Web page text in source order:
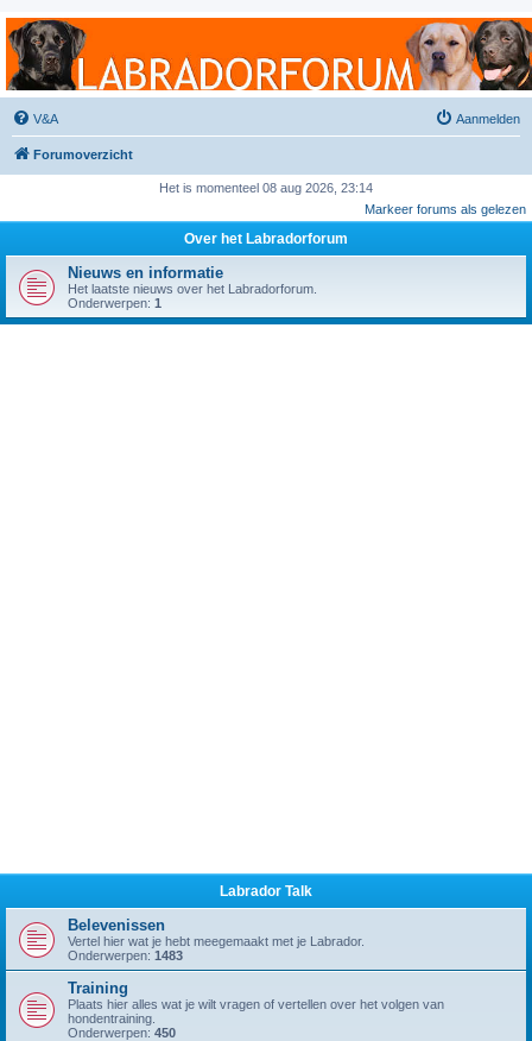
Labradorforum
Het gezelligste Labradorforum van Nederland en België!
V&A Aanmelden
Forumoverzicht
Het is momenteel 08 aug 2026, 23:14
Markeer forums als gelezen
Over het Labradorforum
Nieuws en informatie
Het laatste nieuws over het Labradorforum.
Onderwerpen: 1
Labrador Talk
Belevenissen
Vertel hier wat je hebt meegemaakt met je Labrador.
Onderwerpen: 1483
Training
Plaats hier alles wat je wilt vragen of vertellen over het volgen van
hondentraining.
Onderwerpen: 450